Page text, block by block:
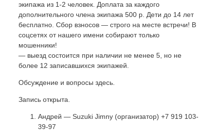
экипажа из 1-2 человек. Доплата за каждого
дополнительного члена экипажа 500 р. Дети до 14 лет
бесплатно.​ Сбор взносов — строго на месте встречи! В
соцсетях от нашего имени собирают только
мошенники!
— выезд состоится при наличии не менее 5, но не
более 12 записавшихся экипажей.
Обсуждение и вопросы здесь.
Запись открыта.
Андрей — Suzuki Jimny (организатор) +7 919 103-
39-97